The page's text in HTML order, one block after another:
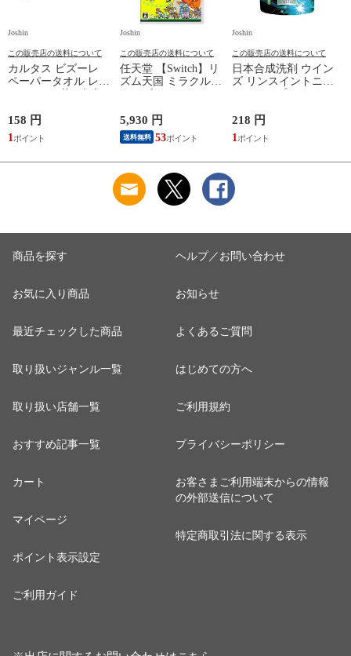
Joshin
この販売店の送料について
カルタス ビズーレ
ペーパータオル レギ
ュラー 200枚 ビズ-レ
【返品種別A】
158 円
1
Joshin
この販売店の送料について
任天堂 【Switch】リ
ズム天国 ミラクルス
ターズ HAC-P-
テンゴク ミラクルス
タ-ズ 【返品種別B】
5,930 円
送料無料 53
Joshin
この販売店の送料について
日本合成洗剤 ウイン
ズ リンスイントニッ
クシャンプー つめか
シヤンプ-カエ 【返
品種別A】
218 円
1
商品を探す
お気に入り商品
最近チェックした商品
取り扱いジャンル一覧
取り扱い店舗一覧
おすすめ記事一覧
カート
マイページ
ポイント表示設定
ご利用ガイド
ヘルプ／お問い合わせ
お知らせ
よくあるご質問
はじめての方へ
ご利用規約
プライバシーポリシー
お客さまご利用端末からの情報
の外部送信について
特定商取引法に関する表示